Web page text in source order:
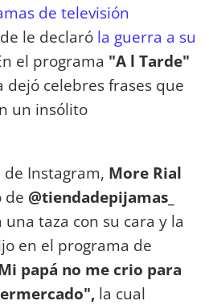
de televisión
le declaró la guerra a su
el programa "A l Tarde"
dejó celebres frases que
un insólito
Instagram, More Rial
de @tiendadepijamas_
taza con su cara y la
en el programa de
papá no me crio para
la cual